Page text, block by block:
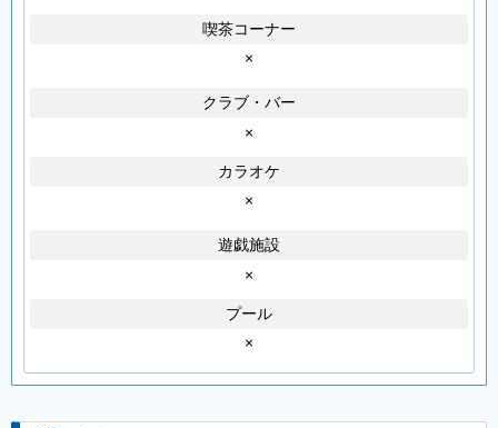
喫茶コーナー
×
クラブ・バー
×
カラオケ
×
遊戯施設
×
プール
×